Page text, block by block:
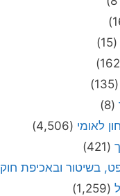
(15)
(135)
(8)
לאומי (4,506)
(421)
בשיטור ובאכיפת חוק
(1,259)